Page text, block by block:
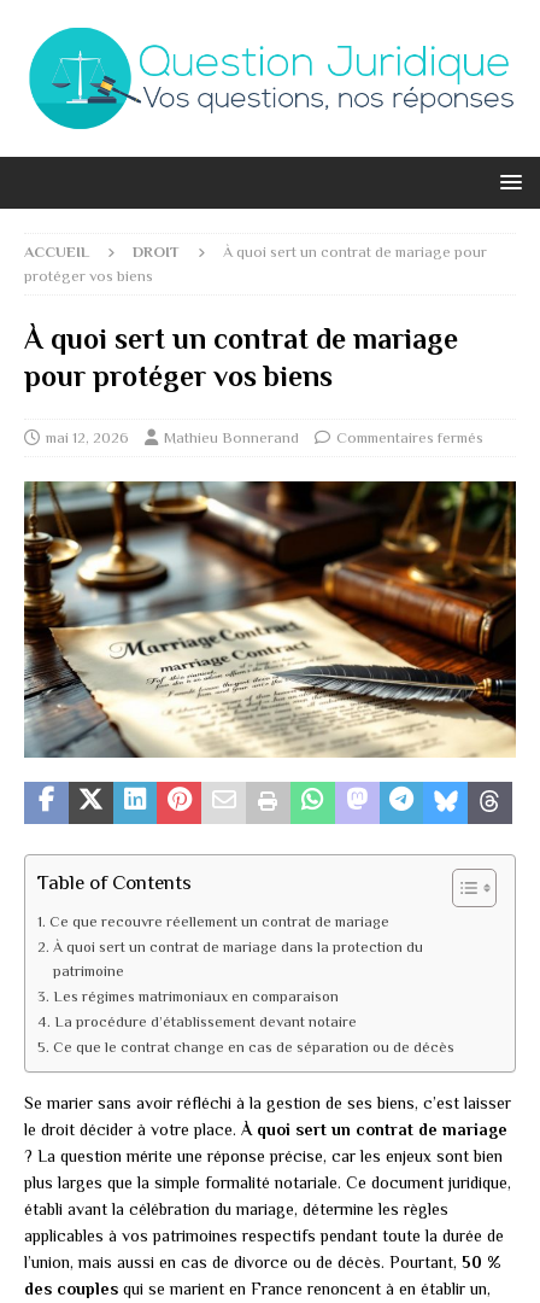
ACCUEIL DROIT
À quoi sert un contrat de mariage pour
protéger vos biens
À quoi sert un contrat de mariage
pour protéger vos biens
mai 12, 2026 Mathieu Bonnerand Commentaires fermés
Table of Contents
Ce que recouvre réellement un contrat de mariage
À quoi sert un contrat de mariage dans la protection du
patrimoine
Les régimes matrimoniaux en comparaison
La procédure d’établissement devant notaire
Ce que le contrat change en cas de séparation ou de décès
Se marier sans avoir réfléchi à la gestion de ses biens, c’est laisser
le droit décider à votre place. À quoi sert un contrat de mariage
? La question mérite une réponse précise, car les enjeux sont bien
plus larges que la simple formalité notariale. Ce document juridique,
établi avant la célébration du mariage, détermine les règles
applicables à vos patrimoines respectifs pendant toute la durée de
l’union, mais aussi en cas de divorce ou de décès. Pourtant, 50 %
des couples qui se marient en France renoncent à en établir un,